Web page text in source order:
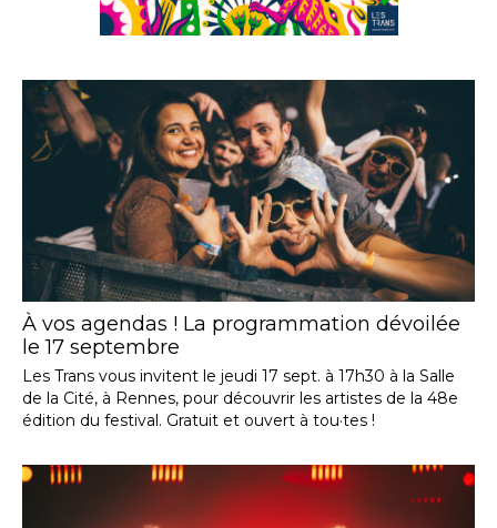
À vos agendas ! La programmation dévoilée
le 17 septembre
Les Trans vous invitent le jeudi 17 sept. à 17h30 à la Salle
de la Cité, à Rennes, pour découvrir les artistes de la 48e
édition du festival. Gratuit et ouvert à tou·tes !